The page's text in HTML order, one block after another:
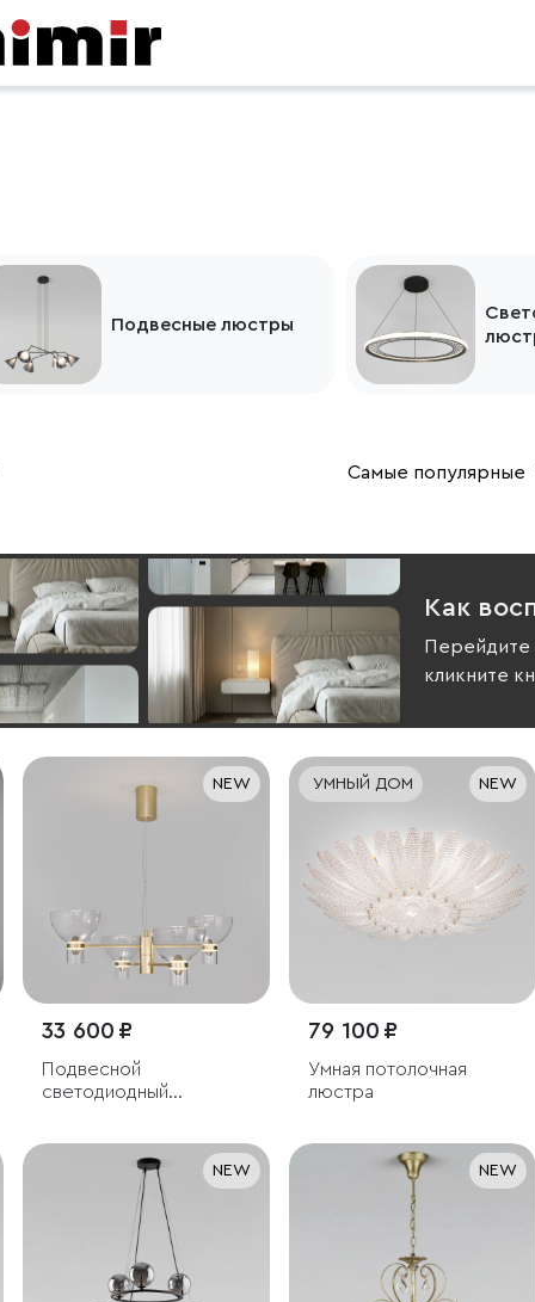
Подвесные люстры
Самые популярные
Как
Перейдите
кликните
NEW
33 600 ₽
Подвесной
светодиодный
УМНЫЙ ДОМ NEW
79 100 ₽
Умная потолочная
люстра
NEW NEW